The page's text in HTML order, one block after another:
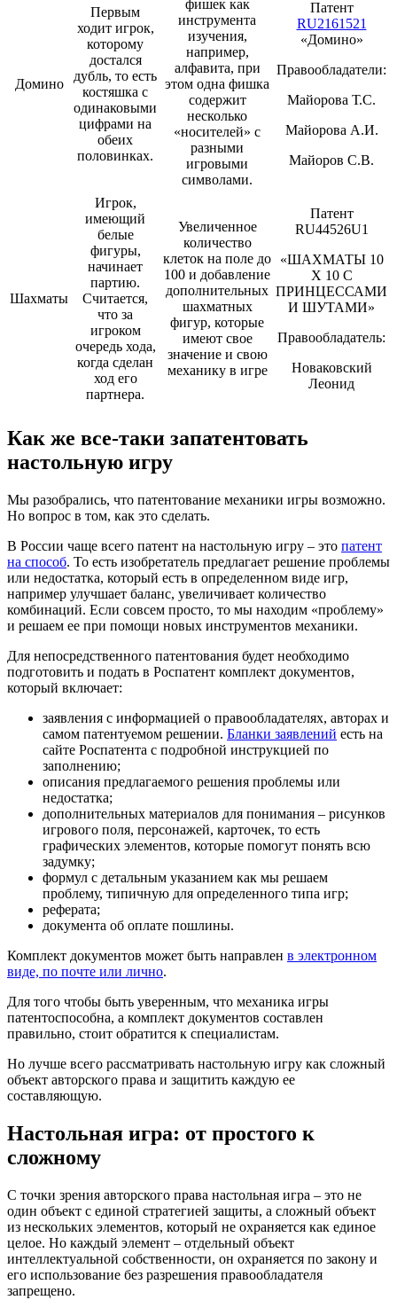
Домино
Первым
ходит игрок,
которому
достался
дубль, то есть
костяшка с
одинаковыми
цифрами на
обеих
половинках.
фишек как
инструмента
изучения,
например,
алфавита, при
этом одна фишка
содержит
несколько
«носителей» с
разными
игровыми
символами.
Патент
RU2161521
«Домино»
Правообладатели:
Майорова Т.С.
Майорова А.И.
Майоров С.В.
Шахматы
Игрок,
имеющий
белые
фигуры,
начинает
партию.
Считается,
что за
игроком
очередь хода,
когда сделан
ход его
партнера.
Увеличенное
количество
клеток на поле до
100 и добавление
дополнительных
шахматных
фигур, которые
имеют свое
значение и свою
механику в игре
Патент
RU44526U1
«ШАХМАТЫ 10
Х 10 С
ПРИНЦЕССАМИ
И ШУТАМИ»
Правообладатель:
Новаковский
Леонид
Как же все-таки запатентовать
настольную игру
Мы разобрались, что патентование механики игры возможно.
Но вопрос в том, как это сделать.
В России чаще всего патент на настольную игру – это патент
на способ. То есть изобретатель предлагает решение проблемы
или недостатка, который есть в определенном виде игр,
например улучшает баланс, увеличивает количество
комбинаций. Если совсем просто, то мы находим «проблему»
и решаем ее при помощи новых инструментов механики.
Для непосредственного патентования будет необходимо
подготовить и подать в Роспатент комплект документов,
который включает:
заявления с информацией о правообладателях, авторах и
самом патентуемом решении. Бланки заявлений есть на
сайте Роспатента с подробной инструкцией по
заполнению;
описания предлагаемого решения проблемы или
недостатка;
дополнительных материалов для понимания – рисунков
игрового поля, персонажей, карточек, то есть
графических элементов, которые помогут понять всю
задумку;
формул с детальным указанием как мы решаем
проблему, типичную для определенного типа игр;
реферата;
документа об оплате пошлины.
Комплект документов может быть направлен в электронном
виде, по почте или лично.
Для того чтобы быть уверенным, что механика игры
патентоспособна, а комплект документов составлен
правильно, стоит обратится к специалистам.
Но лучше всего рассматривать настольную игру как сложный
объект авторского права и защитить каждую ее
составляющую.
Настольная игра: от простого к
сложному
С точки зрения авторского права настольная игра – это не
один объект с единой стратегией защиты, а сложный объект
из нескольких элементов, который не охраняется как единое
целое. Но каждый элемент – отдельный объект
интеллектуальной собственности, он охраняется по закону и
его использование без разрешения правообладателя
запрещено.